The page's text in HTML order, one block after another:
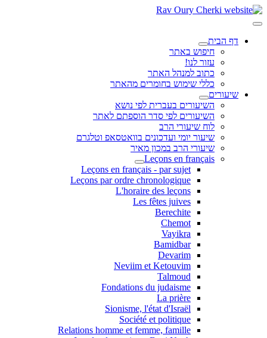
דף הבית
חיפוש באתר
עזור לנו!
כתוב למנהל האתר
כללי שימוש בחומרים מהאתר
שיעורים
השיעורים בעברית לפי נושא
השיעורים לפי סדר הוספתם לאתר
לוח שיעורי הרב
שיעור יומי ועדכונים בוואטסאפ וטלגרם
שיעורי הרב במכון מאיר
Leçons en français
Leçons en français - par sujet
Leçons par ordre chronologique
L'horaire des leçons
Les fêtes juives
Berechite
Chemot
Vayikra
Bamidbar
Devarim
Neviim et Ketouvim
Talmoud
Fondations du judaisme
La prière
Sionisme, l'état d'Israël
Société et politique
Relations homme et femme, famille